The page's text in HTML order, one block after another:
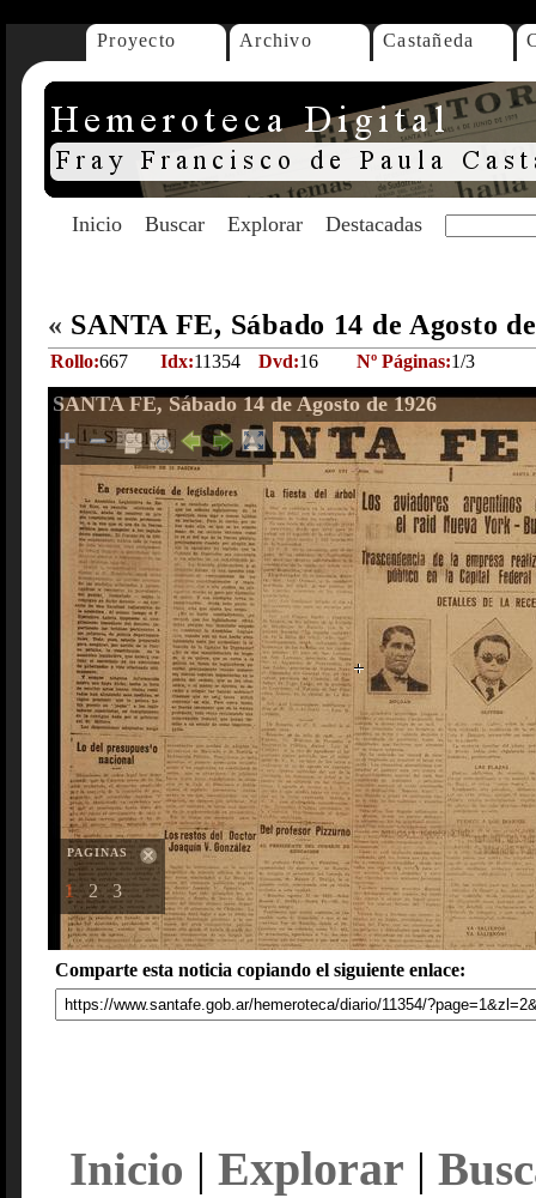
Proyecto Archivo Castañeda
Inicio Buscar Explorar Destacadas
« SANTA FE, Sábado 14 de Agosto
Rollo:667 Idx:11354 Dvd:16 Nº Páginas:1/3
SANTA FE, Sábado 14 de Agosto de 1926
PAGINAS
1 2 3
Comparte esta noticia copiando el siguiente enlace:
Inicio | Explorar |